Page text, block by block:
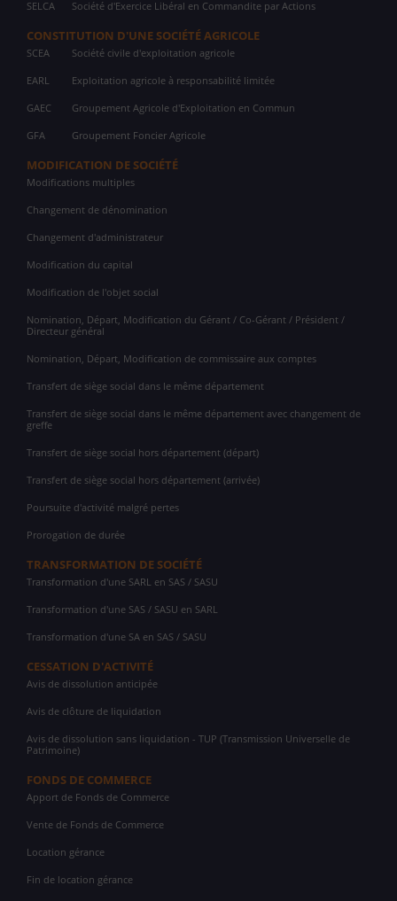
SELCA Société d'Exercice Libéral en Commandite par Actions
CONSTITUTION D'UNE SOCIÉTÉ AGRICOLE
SCEA Société civile d'exploitation agricole
EARL Exploitation agricole à responsabilité limitée
GAEC Groupement Agricole d'Exploitation en Commun
GFA Groupement Foncier Agricole
MODIFICATION DE SOCIÉTÉ
Modifications multiples
Changement de dénomination
Changement d'administrateur
Modification du capital
Modification de l'objet social
Nomination, Départ, Modification du Gérant / Co-Gérant / Président /
Directeur général
Nomination, Départ, Modification de commissaire aux comptes
Transfert de siège social dans le même département
Transfert de siège social dans le même département avec changement de
greffe
Transfert de siège social hors département (départ)
Transfert de siège social hors département (arrivée)
Poursuite d'activité malgré pertes
Prorogation de durée
TRANSFORMATION DE SOCIÉTÉ
Transformation d'une SARL en SAS / SASU
Transformation d'une SAS / SASU en SARL
Transformation d'une SA en SAS / SASU
CESSATION D'ACTIVITÉ
Avis de dissolution anticipée
Avis de clôture de liquidation
Avis de dissolution sans liquidation - TUP (Transmission Universelle de
Patrimoine)
FONDS DE COMMERCE
Apport de Fonds de Commerce
Vente de Fonds de Commerce
Location gérance
Fin de location gérance